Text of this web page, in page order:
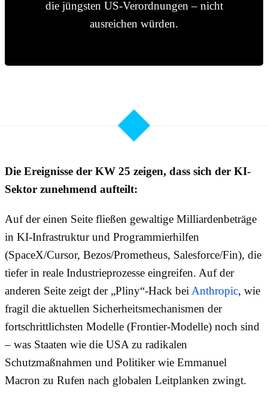
die jüngsten US-Verordnungen – nicht
ausreichen würden.
Die Ereignisse der KW 25 zeigen, dass sich der KI-
Sektor zunehmend aufteilt:
Auf der einen Seite fließen gewaltige Milliardenbeträge
in KI-Infrastruktur und Programmierhilfen
(SpaceX/Cursor, Bezos/Prometheus, Salesforce/Fin), die
tiefer in reale Industrieprozesse eingreifen. Auf der
anderen Seite zeigt der „Pliny“-Hack bei Anthropic, wie
fragil die aktuellen Sicherheitsmechanismen der
fortschrittlichsten Modelle (Frontier-Modelle) noch sind
– was Staaten wie die USA zu radikalen
Schutzmaßnahmen und Politiker wie Emmanuel
Macron zu Rufen nach globalen Leitplanken zwingt.